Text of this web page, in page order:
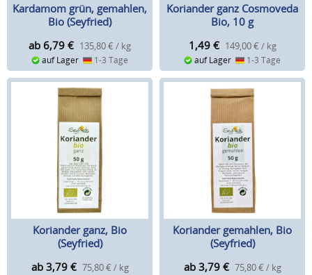
Kardamom grün, gemahlen,
Bio (Seyfried)
ab 6,79 € 135,80 € / kg
auf Lager 1-3 Tage
Koriander ganz Cosmoveda
Bio, 10 g
1,49 € 149,00 € / kg
auf Lager 1-3 Tage
Koriander ganz, Bio
(Seyfried)
ab 3,79 € 75,80 € / kg
Koriander gemahlen, Bio
(Seyfried)
ab 3,79 € 75,80 € / kg